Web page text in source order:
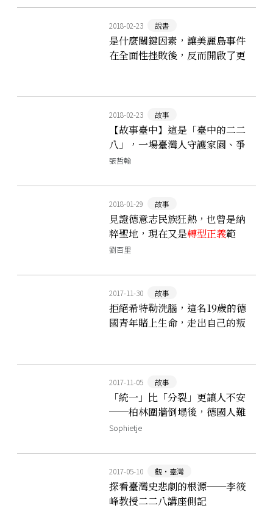
2018-02-23 說書
是什麼關鍵因素，讓美麗島事件
在全面性挫敗後，反而開啟了更
2018-02-23 故事
【故事臺中】這是「臺中的二二
八」，一場臺灣人守護家園、爭
取自治權利的團結行動
張哲翰
2018-01-29 故事
見證德意志民族狂熱，也曾是納
粹聖地，現在又是轉型正義範
例：慕尼黑統帥堂
劉百里
2017-11-30 故事
拒絕希特勒洗腦，這名19歲的德
國青年賭上生命，走出自己的叛
2017-11-05 故事
「統一」比「分裂」更讓人不安
──柏林圍牆倒塌後，德國人難
以適應的新生活
Sophietje
2017-05-10 觀‧臺灣
探看臺灣史悲劇的根源──李筱
峰教授二二八講座側記